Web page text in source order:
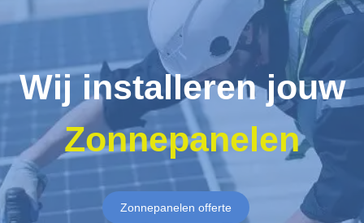
Wij installeren jouw
Zonnepanelen
Zonnepanelen offerte